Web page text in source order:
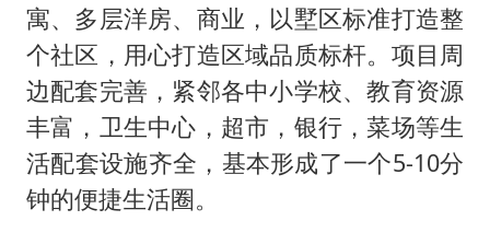
寓、多层洋房、商业，以墅区标准打造整
个社区，用心打造区域品质标杆。项目周
边配套完善，紧邻各中小学校、教育资源
丰富，卫生中心，超市，银行，菜场等生
活配套设施齐全，基本形成了一个5-10分
钟的便捷生活圈。